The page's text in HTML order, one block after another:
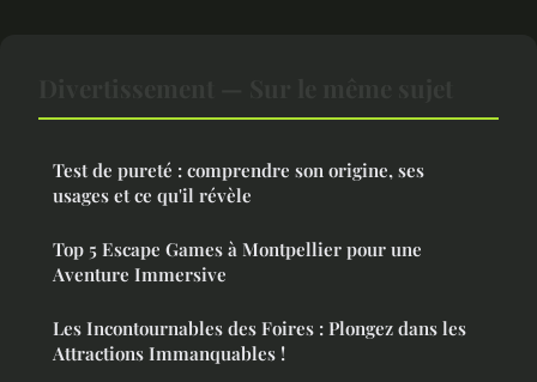
Test de pureté : comprendre son origine, ses
usages et ce qu'il révèle
Top 5 Escape Games à Montpellier pour une
Aventure Immersive
Les Incontournables des Foires : Plongez dans les
Attractions Immanquables !